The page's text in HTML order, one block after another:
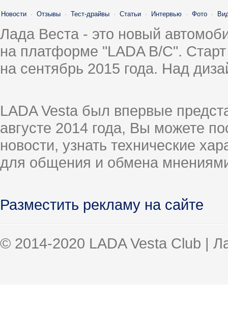
Новости · Отзывы · Тест-драйвы · Статьи · Интервью · Фото ·
Лада Веста - это новый
на платформе "LADA B/C".
на сентябрь 2015 года. Над
LADA Vesta был впервые
августе 2014 года, Вы можете
новости, узнать технические
для общения и обмена
Разместить рекламу на сайте
© 2014-2020 LADA Vesta Club |